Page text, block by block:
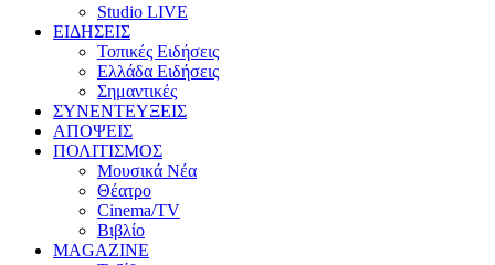
Studio LIVE
ΕΙΔΗΣΕΙΣ
Τοπικές Ειδήσεις
Ελλάδα Ειδήσεις
Σημαντικές
ΣΥΝΕΝΤΕΥΞΕΙΣ
ΑΠΟΨΕΙΣ
ΠΟΛΙΤΙΣΜΟΣ
Μουσικά Νέα
Θέατρο
Cinema/TV
Βιβλίο
MAGAZINE